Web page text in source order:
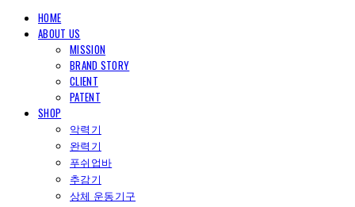
HOME
ABOUT US
MISSION
BRAND STORY
CLIENT
PATENT
SHOP
악력기
완력기
푸쉬업바
추감기
상체 운동기구